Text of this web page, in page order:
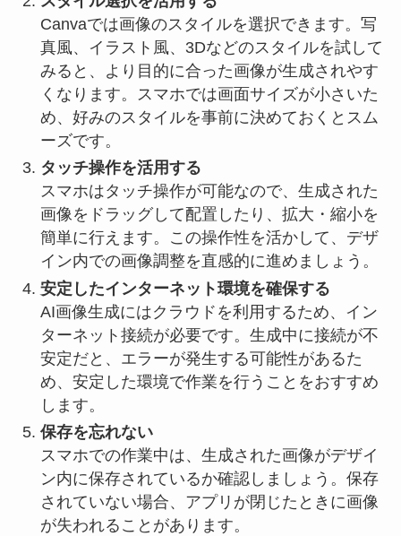
Canvaでは画像のスタイルを選択できます。写
真風、イラスト風、3Dなどのスタイルを試して
みると、より目的に合った画像が生成されやす
くなります。スマホでは画面サイズが小さいた
め、好みのスタイルを事前に決めておくとスム
ーズです。
タッチ操作を活用する
スマホはタッチ操作が可能なので、生成された
画像をドラッグして配置したり、拡大・縮小を
簡単に行えます。この操作性を活かして、デザ
イン内での画像調整を直感的に進めましょう。
安定したインターネット環境を確保する
AI画像生成にはクラウドを利用するため、イン
ターネット接続が必要です。生成中に接続が不
安定だと、エラーが発生する可能性があるた
め、安定した環境で作業を行うことをおすすめ
します。
保存を忘れない
スマホでの作業中は、生成された画像がデザイ
ン内に保存されているか確認しましょう。保存
されていない場合、アプリが閉じたときに画像
が失われることがあります。